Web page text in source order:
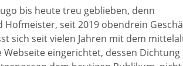
bis heute treu geblieben, denn
seit 2019 obendrein
sich seit vielen Jahren mit dem
eingerichtet, dessen Dichtung